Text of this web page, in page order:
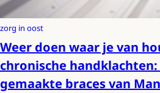
zorg in oost
Weer doen waar je van
chronische
gemaakte braces van